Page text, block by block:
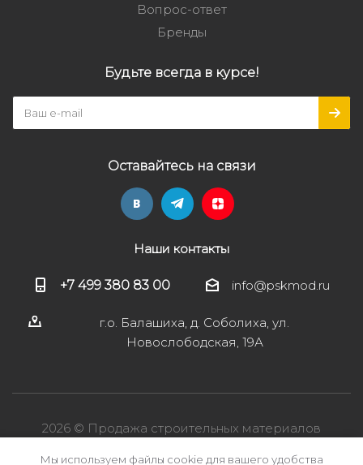
Вопрос-ответ
Бренды
Будьте всегда в курсе!
Оставайтесь на связи
Наши контакты
+7 499 380 83 00 info@pskmod.ru
г.о. Балашиха, д. Соболиха, ул.
Новослободская, 19А
2026 © Продажа строительных материалов
Мы используем файлы cookie для вашего удобства